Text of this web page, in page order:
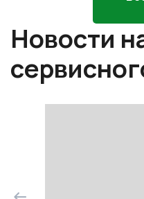
Новости